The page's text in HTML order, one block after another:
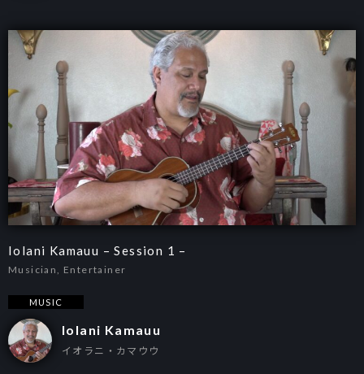
Iolani Kamauu – Session 1 –
Musician, Entertainer
MUSIC
Iolani Kamauu
イオラニ・カマウウ